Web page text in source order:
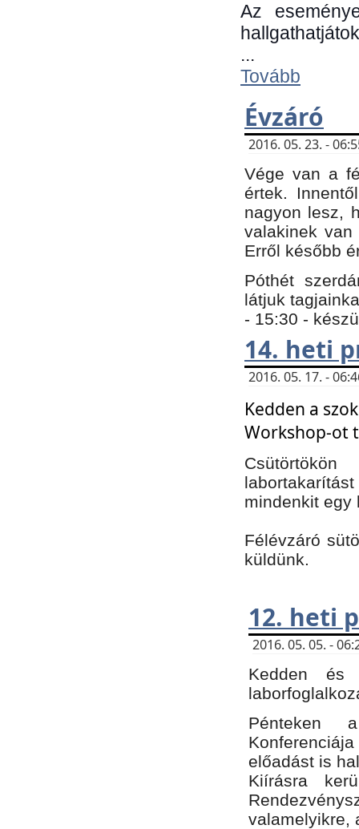
Az
...
Tovább
Évzáró
2016. 05. 23. -
Vége van a
értek.
nagyon lesz,
valakinek
Erről később
Póthét
látjuk
- 15:30 -
14. heti
2016. 05. 17. -
Kedden a
Workshop-ot
mindenkit
Félévzáró
küldünk.
12. heti
2016. 05. 05. -
Kedden és
Pénteken
előadást is
Kiírásra
valamelyikre,